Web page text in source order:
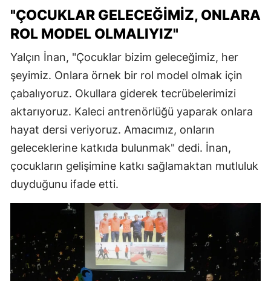
"ÇOCUKLAR GELECEĞIMIZ, ONLARA
ROL MODEL OLMALIYIZ"
Yalçın İnan, "Çocuklar bizim geleceğimiz, her
şeyimiz. Onlara örnek bir rol model olmak için
çabalıyoruz. Okullara giderek tecrübelerimizi
aktarıyoruz. Kaleci antrenörlüğü yaparak onlara
hayat dersi veriyoruz. Amacımız, onların
geleceklerine katkıda bulunmak" dedi. İnan,
çocukların gelişimine katkı sağlamaktan mutluluk
duyduğunu ifade etti.